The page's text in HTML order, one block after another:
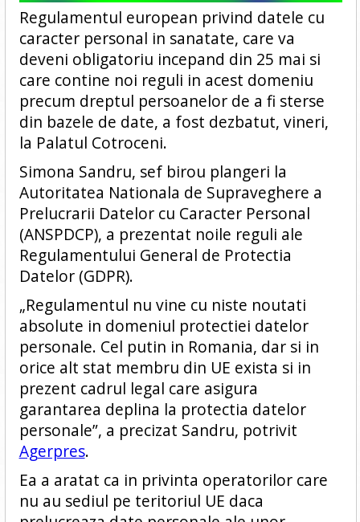
Regulamentul european privind datele cu
caracter personal in sanatate, care va
deveni obligatoriu incepand din 25 mai si
care contine noi reguli in acest domeniu
precum dreptul persoanelor de a fi sterse
din bazele de date, a fost dezbatut, vineri,
la Palatul Cotroceni.
Simona Sandru, sef birou plangeri la
Autoritatea Nationala de Supraveghere a
Prelucrarii Datelor cu Caracter Personal
(ANSPDCP), a prezentat noile reguli ale
Regulamentului General de Protectia
Datelor (GDPR).
„Regulamentul nu vine cu niste noutati
absolute in domeniul protectiei datelor
personale. Cel putin in Romania, dar si in
orice alt stat membru din UE exista si in
prezent cadrul legal care asigura
garantarea deplina la protectia datelor
personale”, a precizat Sandru, potrivit
Agerpres.
Ea a aratat ca in privinta operatorilor care
nu au sediul pe teritoriul UE daca